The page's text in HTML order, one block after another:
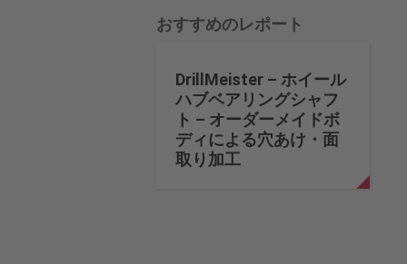
おすすめのレポート
DrillMeister – ホイール
ハブベアリングシャフ
ト – オーダーメイドボ
ディによる穴あけ・面
取り加工